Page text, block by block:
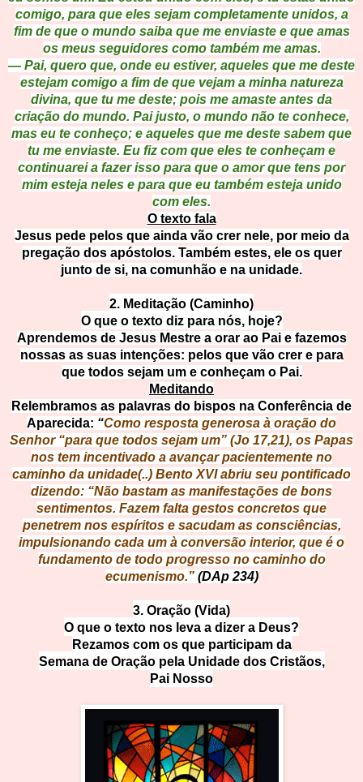
comigo, para que eles sejam completamente unidos, a
fim de que o mundo saiba que me enviaste e que amas
os meus seguidores como também me amas.
— Pai, quero que, onde eu estiver, aqueles que me deste
estejam comigo a fim de que vejam a minha natureza
divina, que tu me deste; pois me amaste antes da
criação do mundo. Pai justo, o mundo não te conhece,
mas eu te conheço; e aqueles que me deste sabem que
tu me enviaste. Eu fiz com que eles te conheçam e
continuarei a fazer isso para que o amor que tens por
mim esteja neles e para que eu também esteja unido
com eles.
O texto fala
Jesus pede pelos que ainda vão crer nele, por meio da
pregação dos apóstolos. Também estes, ele os quer
junto de si, na comunhão e na unidade.
2. Meditação (Caminho)
O que o texto diz para nós, hoje?
Aprendemos de Jesus Mestre a orar ao Pai e fazemos
nossas as suas intenções: pelos que vão crer e para
que todos sejam um e conheçam o Pai.
Meditando
Relembramos as palavras do bispos na Conferência de
Aparecida: “Como resposta generosa à oração do
Senhor “para que todos sejam um” (Jo 17,21), os Papas
nos tem incentivado a avançar pacientemente no
caminho da unidade(..) Bento XVI abriu seu pontificado
dizendo: “Não bastam as manifestações de bons
sentimentos. Fazem falta gestos concretos que
penetrem nos espíritos e sacudam as consciências,
impulsionando cada um à conversão interior, que é o
fundamento de todo progresso no caminho do
ecumenismo.”(DAp 234)
3. Oração (Vida)
O que o texto nos leva a dizer a Deus?
Rezamos com os que participam da
Semana de Oração pela Unidade dos Cristãos,
Pai Nosso